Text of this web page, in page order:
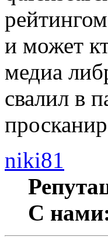
и может
медиа
свалил в
niki81
С